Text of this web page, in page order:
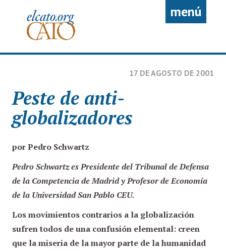
menú
17 DE AGOSTO DE 2001
Peste de anti-
globalizadores
por Pedro Schwartz
Pedro Schwartz es Presidente del Tribunal de Defensa
de la Competencia de Madrid y Profesor de Economía
de la Universidad San Pablo CEU.
Los movimientos contrarios a la globalización
sufren todos de una confusión elemental: creen
que la miseria de la mayor parte de la humanidad